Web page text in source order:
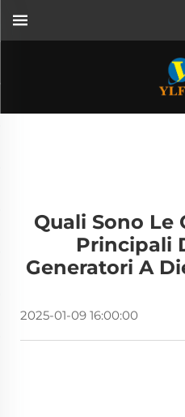
Quali Sono Le
Principali
Generatori A
2025-01-09 16:00:00